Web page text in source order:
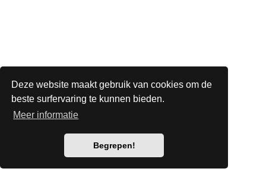
Deze website maakt gebruik van cookies om de
beste surfervaring te kunnen bieden.
Meer informatie
Begrepen!